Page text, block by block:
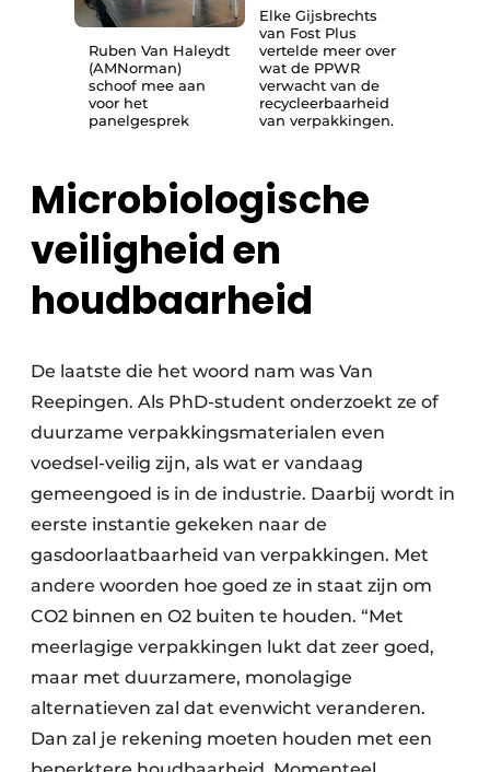
Ruben Van Haleydt
(AMNorman)
schoof mee aan
voor het
panelgesprek
Elke Gijsbrechts
van Fost Plus
vertelde meer over
wat de PPWR
verwacht van de
recycleerbaarheid
van verpakkingen.
Microbiologische
veiligheid en
houdbaarheid
De laatste die het woord nam was Van
Reepingen. Als PhD-student onderzoekt ze of
duurzame verpakkingsmaterialen even
voedsel­-veilig zijn, als wat er vandaag
gemeengoed is in de industrie. Daarbij wordt in
eerste instantie gekeken naar de
gasdoorlaatbaarheid van verpakkingen. Met
andere woorden hoe goed ze in staat zijn om
CO2 binnen en O2 buiten te houden. “Met
meerlagige verpakkingen lukt dat zeer goed,
maar met duurzamere, monolagige
alternatieven zal dat evenwicht veranderen.
Dan zal je rekening moeten houden met een